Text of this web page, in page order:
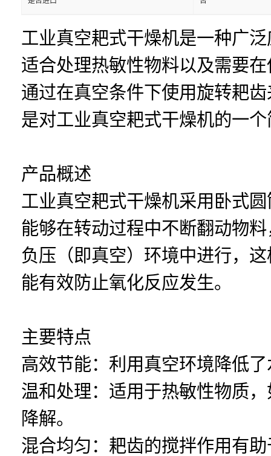
工业真空耙式干燥机是一种广
适合处理热敏性物料以及需要
通过在真空条件下使用旋转耙
是对工业真空耙式干燥机的一
产品概述
工业真空耙式干燥机采用卧式
能够在转动过程中不断翻动物
负压（即真空）环境中进行，
能有效防止氧化反应发生。
主要特点
高效节能：利用真空环境降低
温和处理：适用于热敏性物质
降解。
混合均匀：耙齿的搅拌作用有